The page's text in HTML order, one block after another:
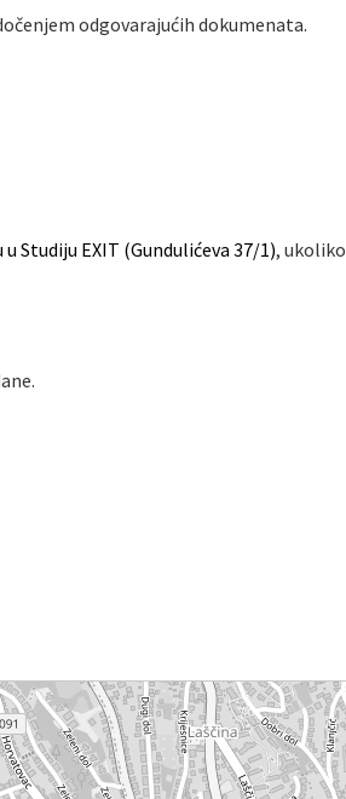
odgovarajućih dokumenata.
Studiju EXIT (Gundulićeva 37/1), ukoliko